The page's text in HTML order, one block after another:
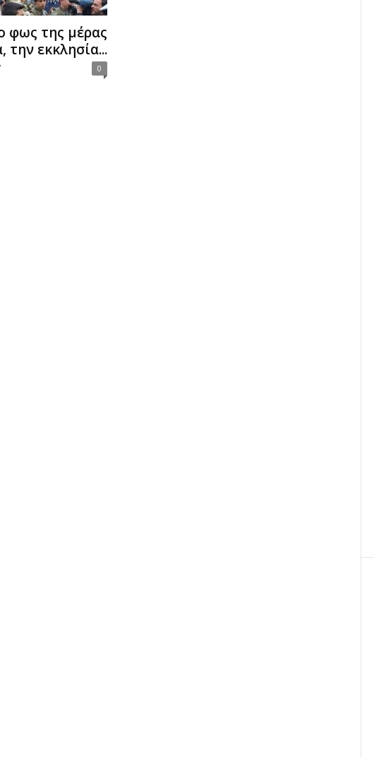
φως της μέρας
εκκλησία...
0